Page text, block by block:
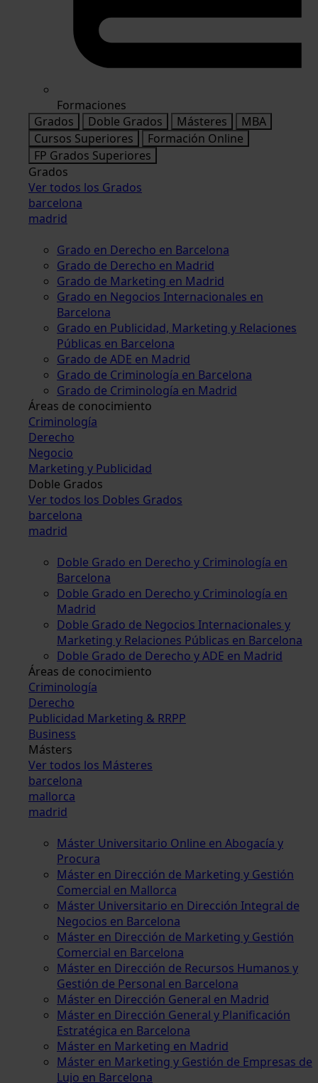
Formaciones
Grados
Doble Grados Másteres
MBA
Cursos Superiores
Formación Online
FP Grados Superiores
Grados
Ver todos los Grados
barcelona
madrid
Grado en Derecho en Barcelona
Grado de Derecho en Madrid
Grado de Marketing en Madrid
Grado en Negocios Internacionales en
Barcelona
Grado en Publicidad, Marketing y Relaciones
Públicas en Barcelona
Grado de ADE en Madrid
Grado de Criminología en Barcelona
Grado de Criminología en Madrid
Áreas de conocimiento
Criminología
Derecho
Negocio
Marketing y Publicidad
Doble Grados
Ver todos los Dobles Grados
barcelona
madrid
Doble Grado en Derecho y Criminología en
Barcelona
Doble Grado en Derecho y Criminología en
Madrid
Doble Grado de Negocios Internacionales y
Marketing y Relaciones Públicas en Barcelona
Doble Grado de Derecho y ADE en Madrid
Áreas de conocimiento
Criminología
Derecho
Publicidad Marketing & RRPP
Business
Másters
Ver todos los Másteres
barcelona
mallorca
madrid
Máster Universitario Online en Abogacía y
Procura
Máster en Dirección de Marketing y Gestión
Comercial en Mallorca
Máster Universitario en Dirección Integral de
Negocios en Barcelona
Máster en Dirección de Marketing y Gestión
Comercial en Barcelona
Máster en Dirección de Recursos Humanos y
Gestión de Personal en Barcelona
Máster en Dirección General en Madrid
Máster en Dirección General y Planificación
Estratégica en Barcelona
Máster en Marketing en Madrid
Máster en Marketing y Gestión de Empresas de
Lujo en Barcelona